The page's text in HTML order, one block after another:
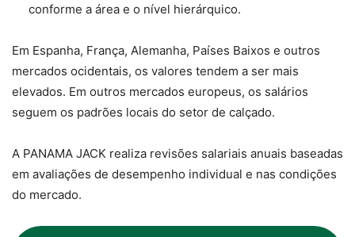
conforme a área e o nível hierárquico.
Em Espanha, França, Alemanha, Países Baixos e outros
mercados ocidentais, os valores tendem a ser mais
elevados. Em outros mercados europeus, os salários
seguem os padrões locais do setor de calçado.
A PANAMA JACK realiza revisões salariais anuais baseadas
em avaliações de desempenho individual e nas condições
do mercado.